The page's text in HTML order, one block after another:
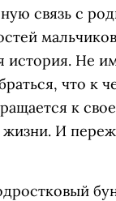
связь с
Не
что к
к
И